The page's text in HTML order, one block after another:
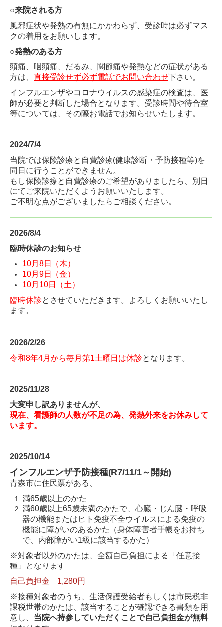
○来院される方
風邪症状や発熱の有無にかかわらず、受診時は必ずマス
クの着用をお願いします。
○発熱のある方
頭痛、咽頭痛、だるみ、関節痛や発熱などの症状がある
方は、 直接受診せず必ず電話でお問い合わせ下さい。
インフルエンザやコロナウイルスの感染症の検査は、医
師が必要と判断した場合となります。受診時間や待合室
等については、その際お電話でお知らせいたします。
2024/7/4
当院では保険診療と自費診療(健康診断・予防接種等)を
同日に行うことができません。
もし保険診療と自費診療のご希望があり ましたら、別日
にてご来院いただくようお願いいたします。
ご不明な点がございましたらご相談ください。
2026/8/4
臨時休診のお知らせ
10月8日（木）
10月9日（金）
10月10日（土）
臨時休診とさせていただきます。よろしくお願いいたし
ます。
2026/2/26
令和8年4月から毎月第1土曜日は休診となります。
2025/11/28
大変申し訳ありませんが、
現在、看護師の人数が不足の為、発熱外来をお休みして
います。
2025/10/14
インフルエンザ予防接種(R7/11/1～開始)
青森市に住民票がある、
満65歳以上のかた
満60歳以上65歳未満のかたで、心臓・じん臓・呼吸
器の機能またはヒト免疫不全ウイルスによる免疫の
機能に障がいのあるかた（身体障害者手帳をお持ち
で、内部障がい1級に該当するかた）
※対象者以外のかたは、全額自己負担による「任意接
種」となります
自己負担金 1,280円
※接種対象者のうち、生活保護受給者もしくは市民税非
課税世帯のかたは、該当することが確認できる書類を用
意し、 当院へ持参していただくことで自己負担金が無料